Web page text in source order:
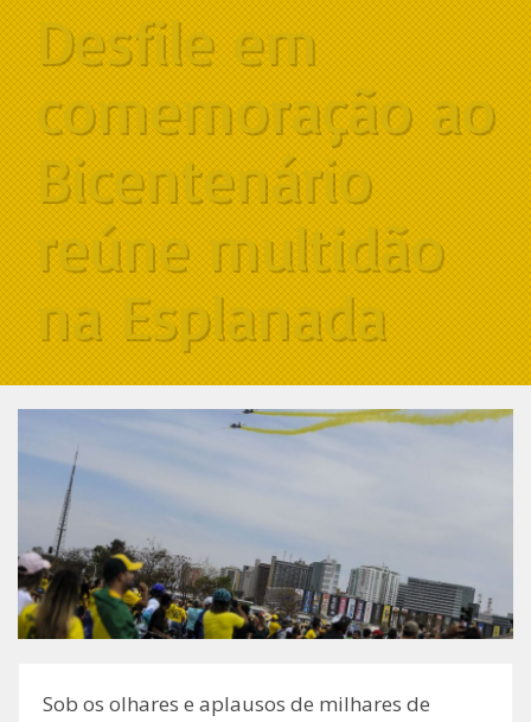
Desfile em
comemoração ao
Bicentenário
reúne multidão
na Esplanada
Sob os olhares e aplausos de milhares de